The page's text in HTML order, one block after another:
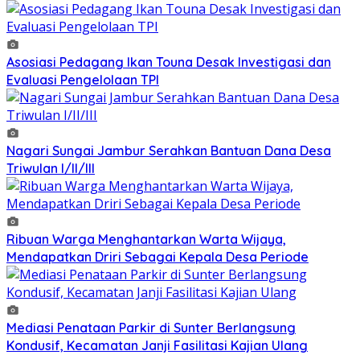
Asosiasi Pedagang Ikan Touna Desak Investigasi dan
Evaluasi Pengelolaan TPI
Nagari Sungai Jambur Serahkan Bantuan Dana Desa
Triwulan I/II/III
Ribuan Warga Menghantarkan Warta Wijaya,
Mendapatkan Driri Sebagai Kepala Desa Periode
Mediasi Penataan Parkir di Sunter Berlangsung
Kondusif, Kecamatan Janji Fasilitasi Kajian Ulang